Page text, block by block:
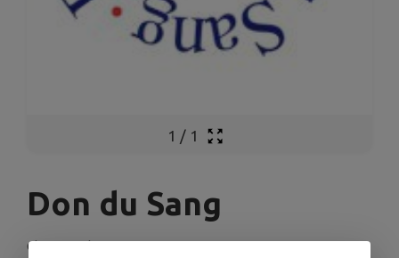
1 / 1
Don du Sang
Clairvaux-les-Lacs